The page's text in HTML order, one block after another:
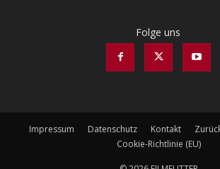
Folge uns
Impressum Datenschutz Kontakt
Cookie-Richtlinie (EU)